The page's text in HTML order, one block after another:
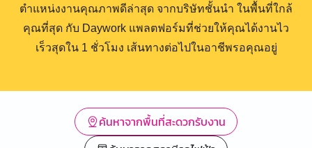
ตำแหน่งงานคุณภาพดีล่าสุด จากบริษัทชั้นนำ ในพื้นที่ใกล้
คุณที่สุด กับ Daywork แพลตฟอร์มที่ช่วยให้คุณได้งานไว
เร็วสุดใน 1 ชั่วโมง เส้นทางต่อไปในอาชีพรอคุณอยู่
ค้นหาจากพื้นที่สะดวกรับงาน